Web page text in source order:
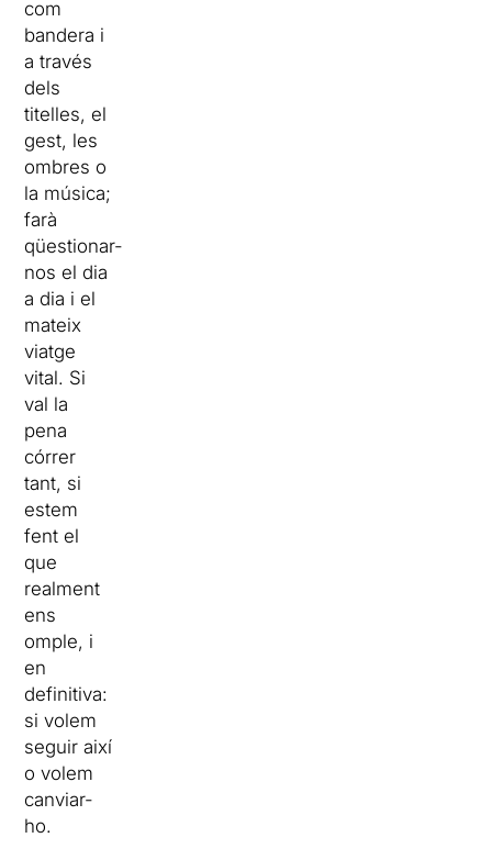
com
bandera i
a través
dels
titelles, el
gest, les
ombres o
la música;
farà
qüestionar-
nos el dia
a dia i el
mateix
viatge
vital. Si
val la
pena
córrer
tant, si
estem
fent el
que
realment
ens
omple, i
en
definitiva:
si volem
seguir així
o volem
canviar-
ho.